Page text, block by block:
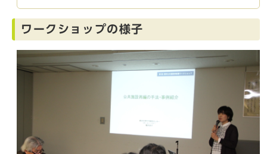
ワークショップの様子